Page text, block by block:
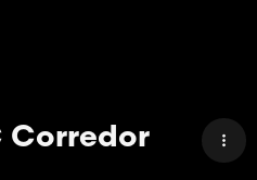
Corredor